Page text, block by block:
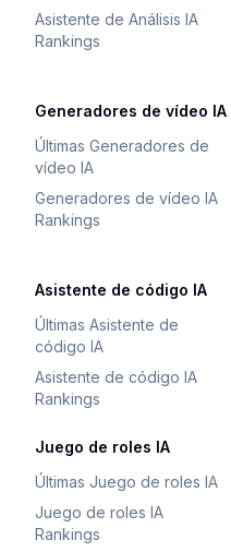
Asistente de Análisis IA
Rankings
Generadores de vídeo IA
Últimas Generadores de
vídeo IA
Generadores de vídeo IA
Rankings
Asistente de código IA
Últimas Asistente de
código IA
Asistente de código IA
Rankings
Juego de roles IA
Últimas Juego de roles IA
Juego de roles IA
Rankings